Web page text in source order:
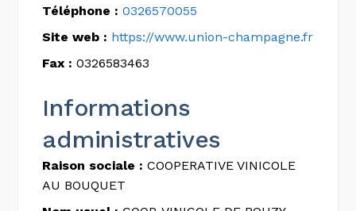
Téléphone : 0326570055
Site web : https://www.union-champagne.fr
Fax : 0326583463
Informations
administratives
Raison sociale : COOPERATIVE VINICOLE
AU BOUQUET